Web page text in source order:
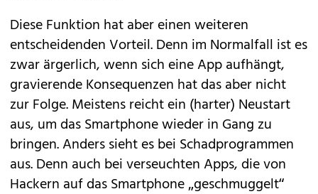
Diese Funktion hat aber einen weiteren
entscheidenden Vorteil. Denn im Normalfall ist es
zwar ärgerlich, wenn sich eine App aufhängt,
gravierende Konsequenzen hat das aber nicht
zur Folge. Meistens reicht ein (harter) Neustart
aus, um das Smartphone wieder in Gang zu
bringen. Anders sieht es bei Schadprogrammen
aus. Denn auch bei verseuchten Apps, die von
Hackern auf das Smartphone „geschmuggelt“